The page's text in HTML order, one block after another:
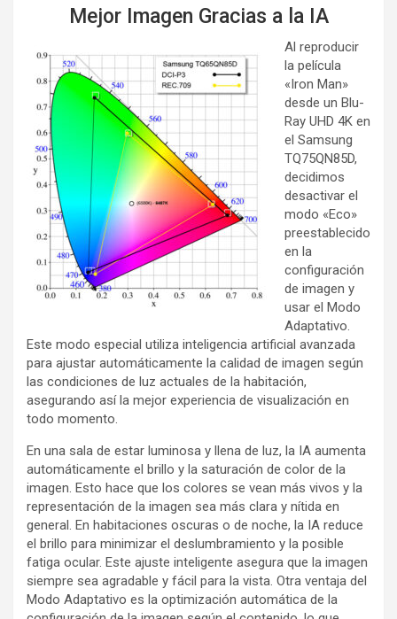
Mejor Imagen Gracias a la IA
Al reproducir
la película
«Iron Man»
desde un Blu-
Ray UHD 4K en
el Samsung
TQ75QN85D,
decidimos
desactivar el
modo «Eco»
preestablecido
en la
configuración
de imagen y
usar el Modo
Adaptativo.
Este modo especial utiliza inteligencia artificial avanzada
para ajustar automáticamente la calidad de imagen según
las condiciones de luz actuales de la habitación,
asegurando así la mejor experiencia de visualización en
todo momento.
En una sala de estar luminosa y llena de luz, la IA aumenta
automáticamente el brillo y la saturación de color de la
imagen. Esto hace que los colores se vean más vivos y la
representación de la imagen sea más clara y nítida en
general. En habitaciones oscuras o de noche, la IA reduce
el brillo para minimizar el deslumbramiento y la posible
fatiga ocular. Este ajuste inteligente asegura que la imagen
siempre sea agradable y fácil para la vista. Otra ventaja del
Modo Adaptativo es la optimización automática de la